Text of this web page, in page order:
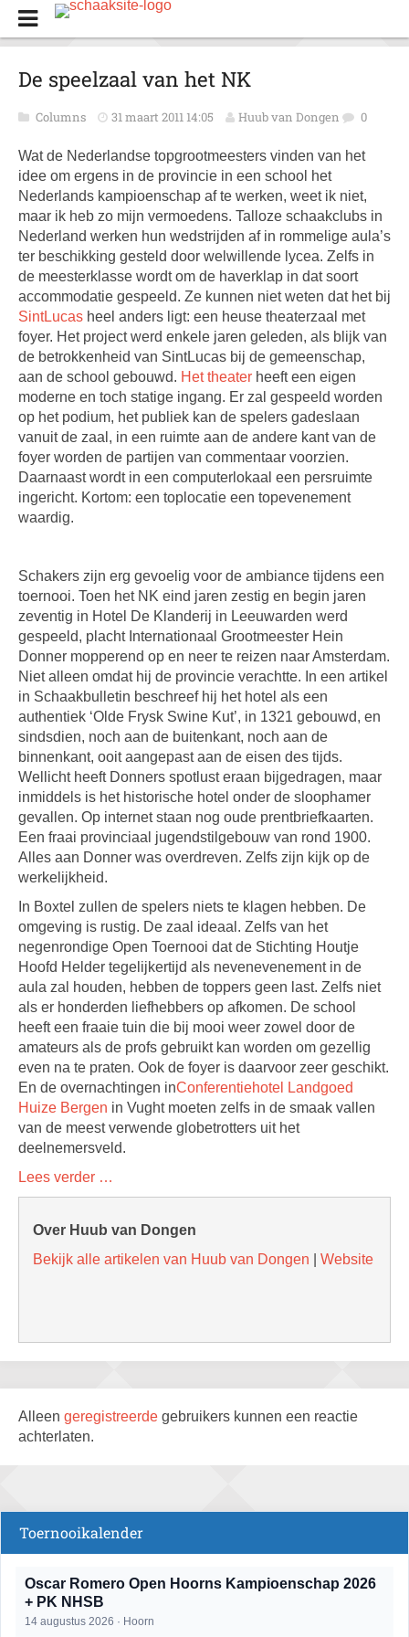
De speelzaal van het NK
Columns 31 maart 2011 14:05 Huub van Dongen 0
Wat de Nederlandse topgrootmeesters vinden van het
idee om ergens in de provincie in een school het
Nederlands kampioenschap af te werken, weet ik niet,
maar ik heb zo mijn vermoedens. Talloze schaakclubs in
Nederland werken hun wedstrijden af in rommelige aula’s
ter beschikking gesteld door welwillende lycea. Zelfs in
de meesterklasse wordt om de haverklap in dat soort
accommodatie gespeeld. Ze kunnen niet weten dat het bij
SintLucas heel anders ligt: een heuse theaterzaal met
foyer. Het project werd enkele jaren geleden, als blijk van
de betrokkenheid van SintLucas bij de gemeenschap,
aan de school gebouwd. Het theater heeft een eigen
moderne en toch statige ingang. Er zal gespeeld worden
op het podium, het publiek kan de spelers gadeslaan
vanuit de zaal, in een ruimte aan de andere kant van de
foyer worden de partijen van commentaar voorzien.
Daarnaast wordt in een computerlokaal een persruimte
ingericht. Kortom: een toplocatie een topevenement
waardig.
Schakers zijn erg gevoelig voor de ambiance tijdens een
toernooi. Toen het NK eind jaren zestig en begin jaren
zeventig in Hotel De Klanderij in Leeuwarden werd
gespeeld, placht Internationaal Grootmeester Hein
Donner mopperend op en neer te reizen naar Amsterdam.
Niet alleen omdat hij de provincie verachtte. In een artikel
in Schaakbulletin beschreef hij het hotel als een
authentiek ‘Olde Frysk Swine Kut’, in 1321 gebouwd, en
sindsdien, noch aan de buitenkant, noch aan de
binnenkant, ooit aangepast aan de eisen des tijds.
Wellicht heeft Donners spotlust eraan bijgedragen, maar
inmiddels is het historische hotel onder de sloophamer
gevallen. Op internet staan nog oude prentbriefkaarten.
Een fraai provinciaal jugendstilgebouw van rond 1900.
Alles aan Donner was overdreven. Zelfs zijn kijk op de
werkelijkheid.
In Boxtel zullen de spelers niets te klagen hebben. De
omgeving is rustig. De zaal ideaal. Zelfs van het
negenrondige Open Toernooi dat de Stichting Houtje
Hoofd Helder tegelijkertijd als nevenevenement in de
aula zal houden, hebben de toppers geen last. Zelfs niet
als er honderden liefhebbers op afkomen. De school
heeft een fraaie tuin die bij mooi weer zowel door de
amateurs als de profs gebruikt kan worden om gezellig
even na te praten. Ook de foyer is daarvoor zeer geschikt.
En de overnachtingen inConferentiehotel Landgoed
Huize Bergen in Vught moeten zelfs in de smaak vallen
van de meest verwende globetrotters uit het
deelnemersveld.
Lees verder …
Over Huub van Dongen
Bekijk alle artikelen van Huub van Dongen
Website
Alleen geregistreerde gebruikers kunnen een reactie
achterlaten.
Toernooikalender
Oscar Romero Open Hoorns Kampioenschap 2026
+ PK NHSB
14 augustus 2026 · Hoorn